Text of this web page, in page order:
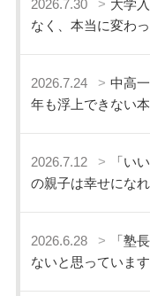
2026.7.30
大学
なく、本当に変わ
2026.7.24
中高
年も浮上できない本
2026.7.12
「い
の親子は幸せにな
2026.6.28
「塾
ないと思っています